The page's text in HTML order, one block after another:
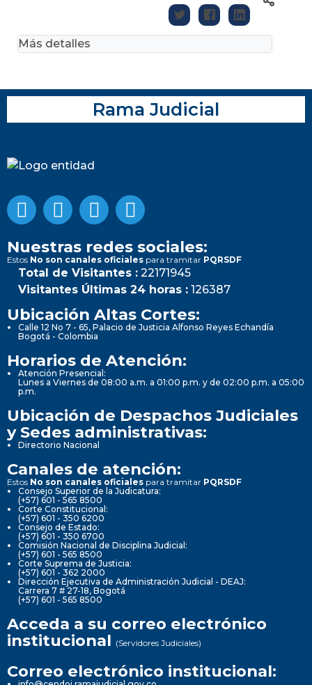
Más detalles
Rama Judicial
Nuestras redes sociales:
Estos No son canales oficiales para tramitar PQRSDF
Total de Visitantes : 22171945
Visitantes Últimas 24 horas : 126387
Ubicación Altas Cortes:
Calle 12 No 7 - 65, Palacio de Justicia Alfonso Reyes Echandía
Bogotá - Colombia
Horarios de Atención:
Atención Presencial:
Lunes a Viernes de 08:00 a.m. a 01:00 p.m. y de 02:00 p.m. a 05:00
p.m.
Ubicación de Despachos Judiciales
y Sedes administrativas:
Directorio Nacional
Canales de atención:
Estos No son canales oficiales para tramitar PQRSDF
Consejo Superior de la Judicatura:
(+57) 601 - 565 8500
Corte Constitucional:
(+57) 601 - 350 6200
Consejo de Estado:
(+57) 601 - 350 6700
Comisión Nacional de Disciplina Judicial:
(+57) 601 - 565 8500
Corte Suprema de Justicia:
(+57) 601 - 362 2000
Dirección Ejecutiva de Administración Judicial - DEAJ:
Carrera 7 # 27-18, Bogotá
(+57) 601 - 565 8500
Acceda a su correo electrónico
institucional (Servidores Judiciales)
Correo electrónico institucional: